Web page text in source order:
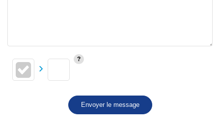
Envoyer le message